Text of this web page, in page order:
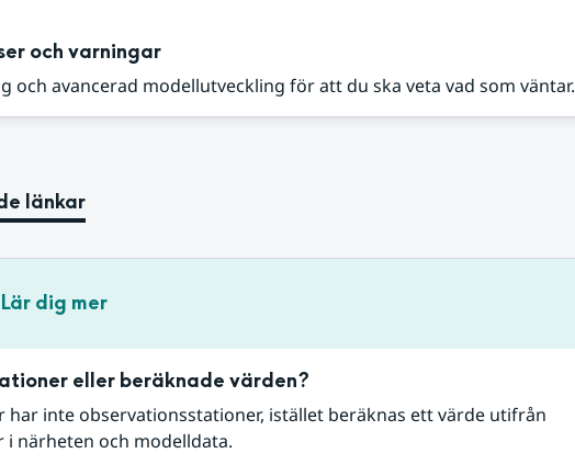
och varningar
och avancerad modellutveckling för att du ska veta vad som väntar.
länkar
Lär dig mer
eller beräknade värden?
har inte observationsstationer, istället beräknas ett värde utifrån
i närheten och modelldata.